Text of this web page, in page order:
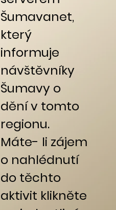
Šumavanet,
který
informuje
návštěvníky
Šumavy o
dění v tomto
regionu.
Máte- li zájem
o nahlédnutí
do těchto
aktivit klikněte